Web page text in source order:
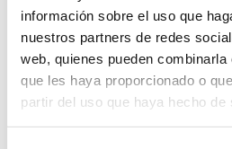
información sobre el uso que
nuestros partners de redes
web, quienes pueden
que les haya proporcionado o
partir del uso que haya hecho de
Porque están diseñados con
cuota aumenta cada año a
2. ¿Puedo cambiarme de
mayor?
Depende, ya que a partir de los
aseguradoras se niegan a